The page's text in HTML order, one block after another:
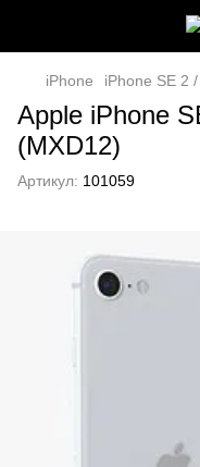
iPhone iPhone SE 2
Apple iPhone
(MXD12)
Артикул: 101059